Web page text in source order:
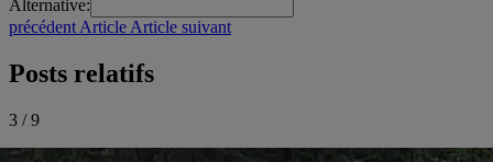
Alternative:
précédent Article Article suivant
Posts relatifs
3 /9